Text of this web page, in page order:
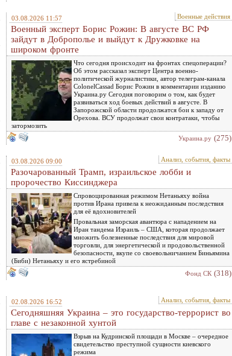
03.08.2026 11:57 Военные действия
Военный эксперт Борис Рожин: В августе ВС РФ
зайдут в Доброполье и выйдут к Дружковке на
широком фронте
Что сегодня происходит на фронтах спецоперации?
Об этом рассказал эксперт Центра военно-
политической журналистики, автор телеграм-канала
ColonelCassad Борис Рожин в комментарии изданию
Украина.ру Сегодня поговорим о том, как будет
развиваться ход боевых действий в августе. В
Запорожской области продолжатся бои к западу от
Орехова. ВСУ продолжат свои контратаки, чтобы
затормозить
Украина.ру (275)
03.08.2026 09:00 Анализ, события, факты
Разочарованный Трамп, израильское лобби и
пророчество Киссинджера
Спровоцированная режимом Нетаньяху война
против Ирана привела к неожиданным последствия
для её вдохновителей
Провальная заморская авантюра с нападением на
Иран тандема Израиль – США, которая продолжает
множить болезненные последствия для мировой
торговли, для энергетической и продовольственной
безопасности, вкупе со своевольничанием Биньямина
(Биби) Нетаньяху и его ястребиной
Фонд СК (318)
02.08.2026 16:52 Анализ, события, факты
Сегодняшняя Украина – это государство-террорист во
главе с незаконной хунтой
Взрыв на Кудринской площади в Москве – очередное
свидетельство преступной сущности киевского
режима